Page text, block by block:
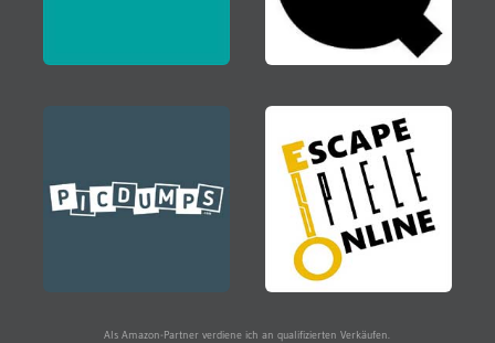
Als Amazon-Partner verdiene ich an qualifizierten Verkäufen.